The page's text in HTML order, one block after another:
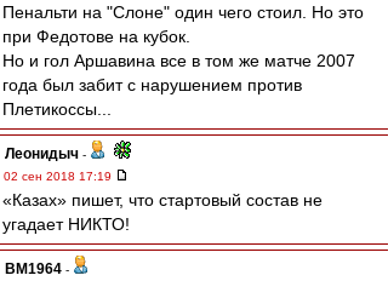
Пенальти на "Слоне" один чего стоил. Но это
при Федотове на кубок.
Но и гол Аршавина все в том же матче 2007
года был забит с нарушением против
Плетикоссы...
Леонидыч -
02 сен 2018 17:19
«Казах» пишет, что стартовый состав не
угадает НИКТО!
BM1964 -